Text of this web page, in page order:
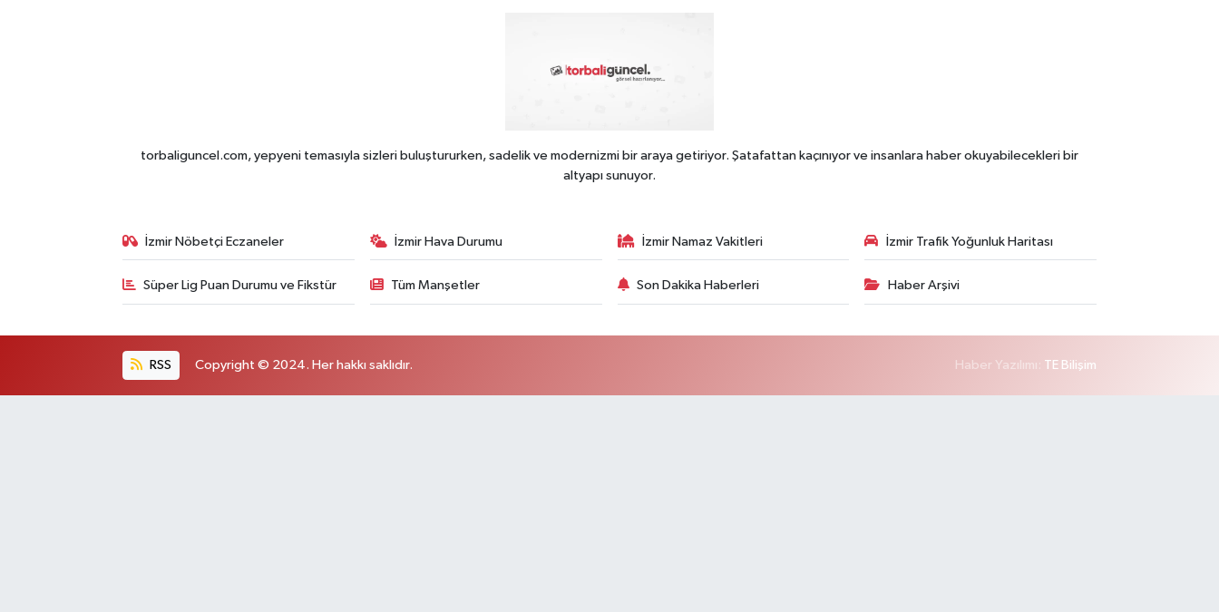
torbaliguncel.com, yepyeni temasıyla sizleri buluştururken, sadelik ve modernizmi bir araya getiriyor. Şatafattan kaçınıyor ve insanlara haber okuyabilecekleri bir
altyapı sunuyor.
İzmir Nöbetçi Eczaneler İzmir Hava Durumu İzmir Namaz Vakitleri İzmir Trafik Yoğunluk Haritası
Süper Lig Puan Durumu ve Fikstür Tüm Manşetler Son Dakika Haberleri Haber Arşivi
RSS Copyright © 2024. Her hakkı saklıdır. Haber Yazılımı: TE Bilişim